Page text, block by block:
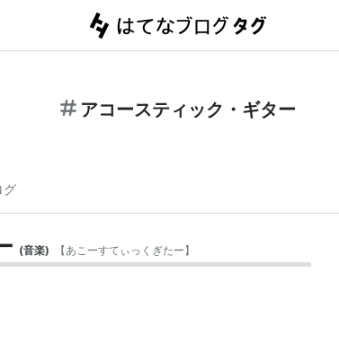
アコースティック・ギター
グ
(音楽) 【あこーすてぃっくぎたー】